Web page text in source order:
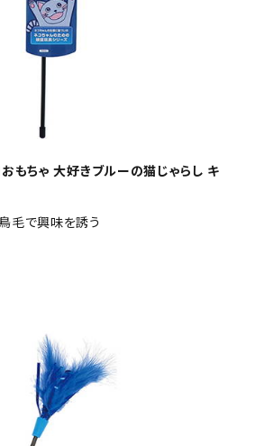
もちゃ 大好きブルーの猫じゃらし キ
毛で興味を誘う